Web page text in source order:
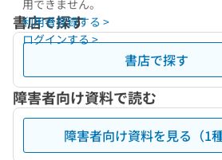
用できません。
利用者登録する >
ログインする >
書店で探す
書店で探す
障害者向け資料で読む
障害者向け資料を見る（1種